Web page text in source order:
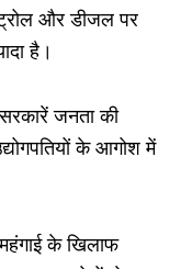
और डीजल पर
है।
जनता की
के आगोश में
के खिलाफ